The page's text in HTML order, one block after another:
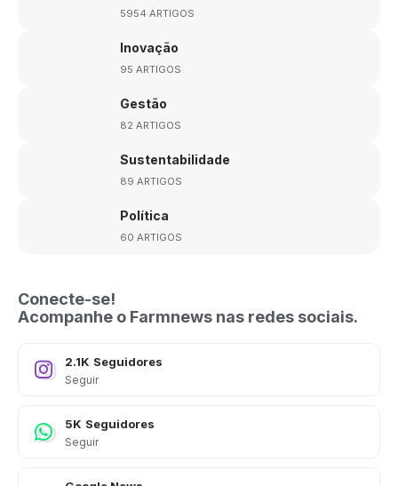
5954 ARTIGOS
Inovação
95 ARTIGOS
Gestão
82 ARTIGOS
Sustentabilidade
89 ARTIGOS
Política
60 ARTIGOS
Conecte-se!
Acompanhe o Farmnews nas redes sociais.
2.1K Seguidores
Seguir
5K Seguidores
Seguir